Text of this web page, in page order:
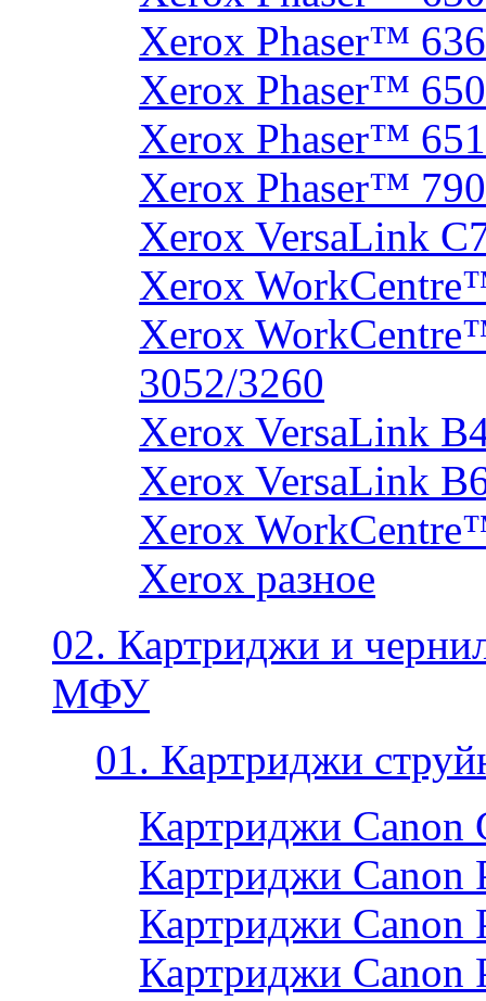
Xerox Phaser™
Xerox Phaser™
Xerox Phaser™
Xerox Phaser™ 790
Xerox VersaLink
Xerox
Xerox
3052/3260
Xerox VersaLink
Xerox VersaLink
Xerox
Xerox разное
02. Картриджи и
МФУ
01. Картриджи
Картриджи Canon
Картриджи Canon
Картриджи Canon
Картриджи Canon